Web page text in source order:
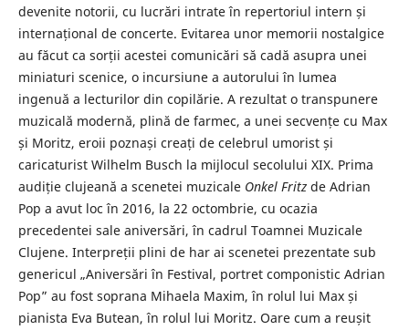
devenite notorii, cu lucrări intrate în repertoriul intern și
internațional de concerte. Evitarea unor memorii nostalgice
au făcut ca sorții acestei comunicări să cadă asupra unei
miniaturi scenice, o incursiune a autorului în lumea
ingenuă a lecturilor din copilărie. A rezultat o transpunere
muzicală modernă, plină de farmec, a unei secvențe cu Max
și Moritz, eroii poznași creați de celebrul umorist și
caricaturist Wilhelm Busch la mijlocul secolului XIX. Prima
audiție clujeană a scenetei muzicale Onkel Fritzde Adrian
Pop a avut loc în 2016, la 22 octombrie, cu ocazia
precedentei sale aniversări, în cadrul Toamnei Muzicale
Clujene. Interpreții plini de har ai scenetei prezentate sub
genericul „Aniversări în Festival, portret componistic Adrian
Pop” au fost soprana Mihaela Maxim, în rolul lui Max și
pianista Eva Butean, în rolul lui Moritz. Oare cum a reușit